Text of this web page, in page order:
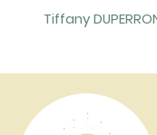
Tiffany